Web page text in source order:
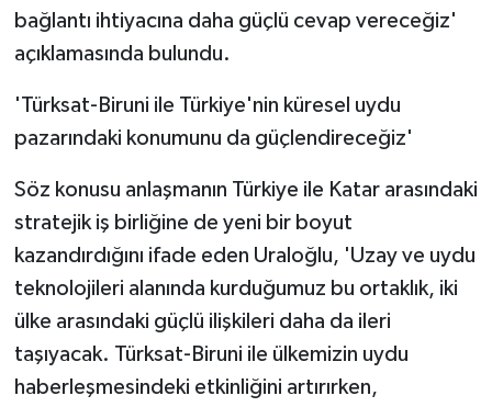
bağlantı ihtiyacına daha güçlü cevap vereceğiz'
açıklamasında bulundu.
'Türksat-Biruni ile Türkiye'nin küresel uydu
pazarındaki konumunu da güçlendireceğiz'
Söz konusu anlaşmanın Türkiye ile Katar arasındaki
stratejik iş birliğine de yeni bir boyut
kazandırdığını ifade eden Uraloğlu, 'Uzay ve uydu
teknolojileri alanında kurduğumuz bu ortaklık, iki
ülke arasındaki güçlü ilişkileri daha da ileri
taşıyacak. Türksat-Biruni ile ülkemizin uydu
haberleşmesindeki etkinliğini artırırken,